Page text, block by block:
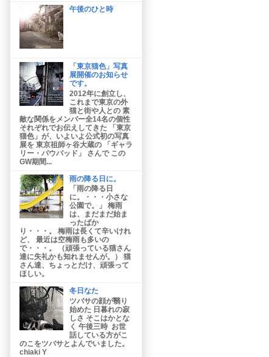
午後のひと時
「東京猫色」写真
展開催のお知らせ
です。
2012年に創立し、
これまで東京の外
猫と街や人との 素
敵な関係をメンバー全14名の個性
それぞれでお伝えしてきた 「東京
猫色」が、いよいよ公式初の写真
展を 東京祖師ヶ谷大蔵の 「ギャラ
リー・パウパッド」 さんで この
GW期間...
雨の降る日に。
「雨の降る日
に。・・・小さな
公園で。」 梅雨
は、まだまだ始ま
ったばか
り・・・。 梅雨は長くて辛いけれ
ど、 最近は空梅雨も多いの
で・・・。 （頑張っている猫さん
達に失礼かも知れませんが。） 猫
さん達、ちょっとだけ、頑張って
ほしい。
冬日なた
ツバサの顔が翳り
始めた 日暮れの寂
しさ そこはかとな
く 午後三時 お世
話している方がこ
のこをツバサとよんでいました。
chiaki Y